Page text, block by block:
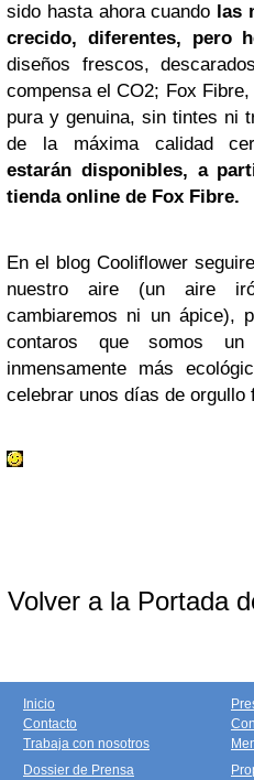
sido hasta ahora cuando las
crecido, diferentes, pero
diseños frescos,
compensa el CO2; Fox
pura y genuina, sin tintes ni
de la máxima calidad
estarán disponibles, a
tienda online de Fox Fibre.
En el blog Cooliflower
nuestro aire (un aire
cambiaremos ni un ápice),
contaros que somos
inmensamente más
celebrar unos días de orgullo
Volver a la Portada
Inicio
Contacto
Trabaja con nosotros
Dossier de Prensa